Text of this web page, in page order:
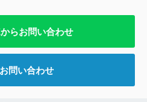
らお問い合わせ
お問い合わせ